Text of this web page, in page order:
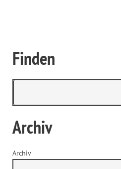
Finden
Archiv
Archiv